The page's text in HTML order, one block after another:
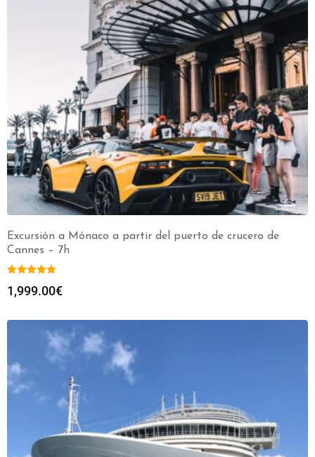
Excursión a Mónaco a partir del puerto de crucero de
Cannes – 7h
1,999.00€